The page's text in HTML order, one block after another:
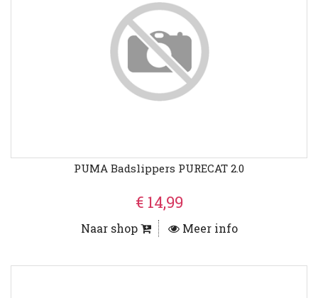
PUMA Badslippers PURECAT 2.0
€ 14,99
Naar shop Meer info